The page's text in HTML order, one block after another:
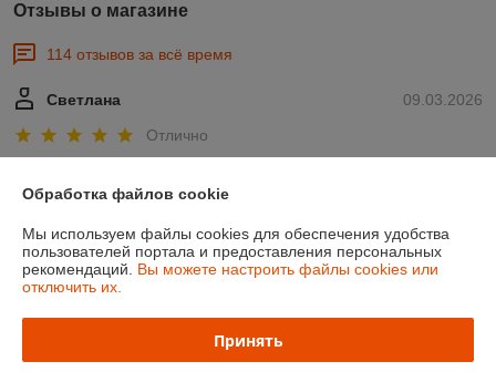
Отзывы о магазине
114 отзывов за всё время
09.03.2026
Светлана
Отлично
мой товар в удобный для меня магазин. Спасибо!
16.02.2026
Покупатель
Заказывала 2 тетрадки по английскому. Нигде не было их в
наличии, только здесь нашла в наличии. Я очень рада. Спасибо
Обработка файлов cookie
Мы используем файлы cookies для обеспечения удобства
пользователей портала и предоставления персональных
рекомендаций. Вы можете настроить файлы cookies или
отключить их.
Принять